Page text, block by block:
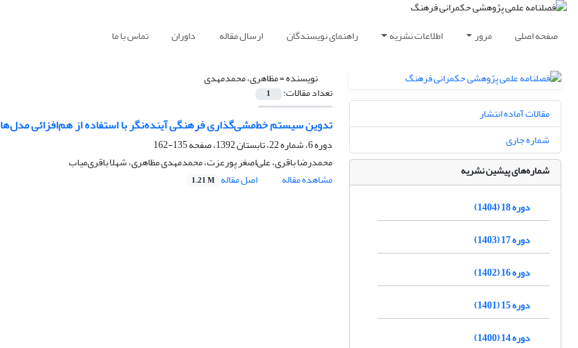
صفحه اصلی مرور اطلاعات نشریه راهنمای نویسندگان ارسال مقاله داوران تماس با ما
نویسنده =مظاهری، محمدمهدی
تعداد مقالات: 1
تدوین سیستم خط‌مشی‌گذاری فرهنگی آینده‌نگر با استفاده از هم‌افزائی مدل‌ها
دوره 6، شماره 22، تابستان 1392، صفحه
135-162
محمدرضا باقری، علی‌اصغر پورعزت، محمدمهدی مظاهری، شهلا باقری‌میاب
مشاهده مقاله
اصل مقاله 1.21 M
مقالات آماده انتشار
شماره جاری
شماره‌های پیشین نشریه
دوره 18 (1404)
دوره 17 (1403)
دوره 16 (1402)
دوره 15 (1401)
دوره 14 (1400)